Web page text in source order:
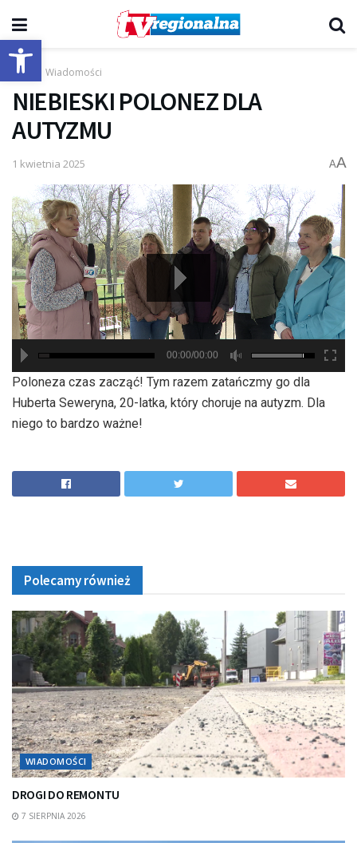
Otwórz pasek narzędzi
Start Wiadomości
NIEBIESKI POLONEZ DLA
AUTYZMU
1 kwietnia 2025 AA
00:00/00:00
Poloneza czas zacząć! Tym razem zatańczmy go dla
Huberta Seweryna, 20-latka, który choruje na autyzm. Dla
niego to bardzo ważne!
Polecamy również
WIADOMOŚCI
DROGI DO REMONTU
7 SIERPNIA 2026